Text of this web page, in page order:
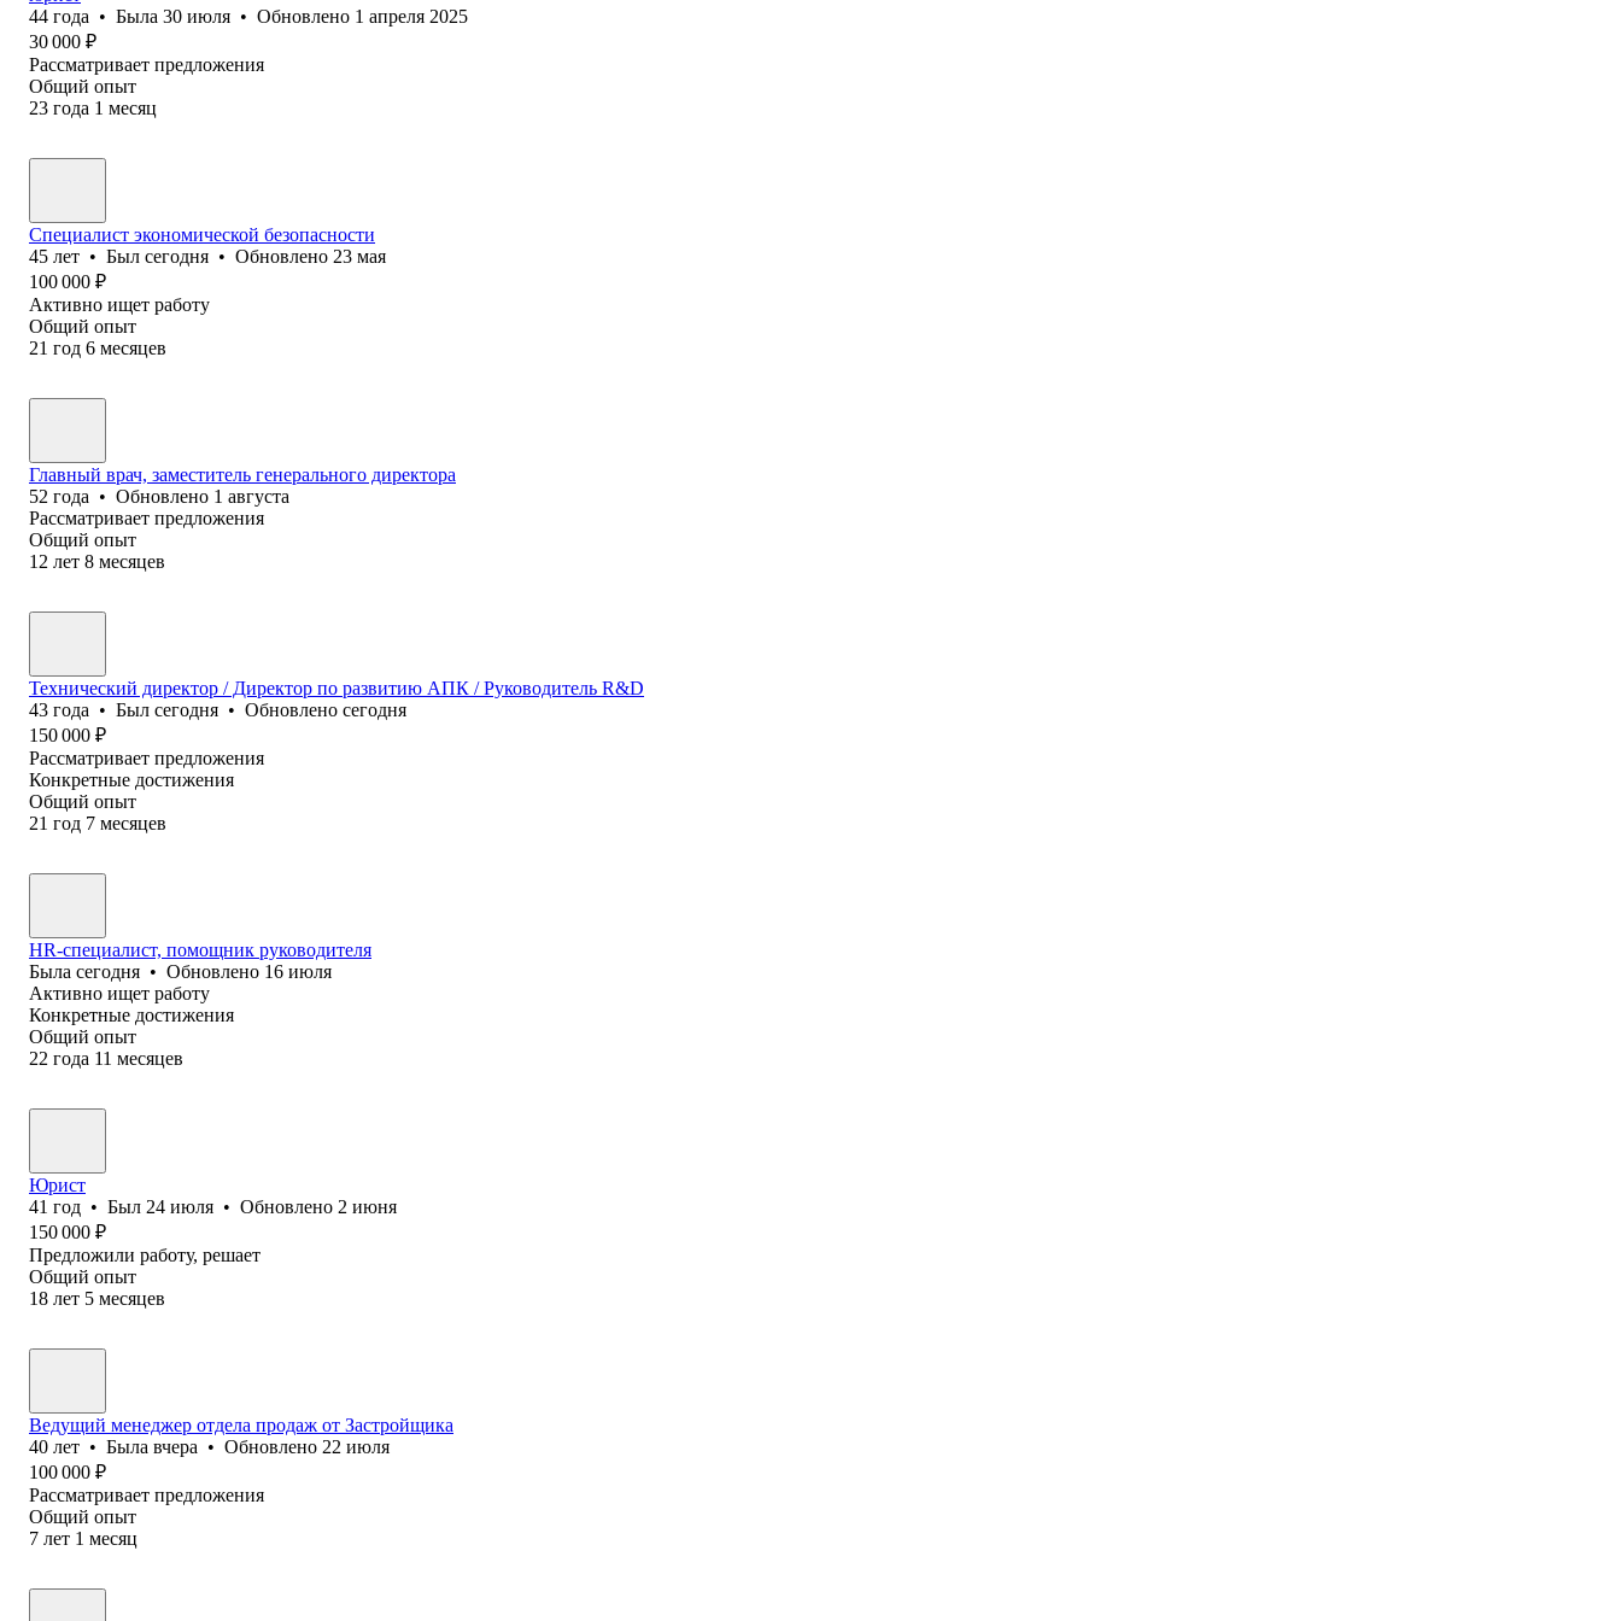
44 года • Была 30 июля • Обновлено 1 апреля 2025
30 000 ₽
Рассматривает предложения
Общий опыт
23 года 1 месяц
Специалист экономической безопасности
45 лет • Был сегодня • Обновлено 23 мая
100 000 ₽
Активно ищет работу
Общий опыт
21 год 6 месяцев
Главный врач, заместитель генерального директора
52 года • Обновлено 1 августа
Рассматривает предложения
Общий опыт
12 лет 8 месяцев
Технический директор / Директор по развитию АПК / Руководитель R&D
43 года • Был сегодня • Обновлено сегодня
150 000 ₽
Рассматривает предложения
Конкретные достижения
Общий опыт
21 год 7 месяцев
HR-специалист, помощник руководителя
Была сегодня • Обновлено 16 июля
Активно ищет работу
Конкретные достижения
Общий опыт
22 года 11 месяцев
Юрист
41 год • Был 24 июля • Обновлено 2 июня
150 000 ₽
Предложили работу, решает
Общий опыт
18 лет 5 месяцев
Ведущий менеджер отдела продаж от Застройщика
40 лет • Была вчера • Обновлено 22 июля
100 000 ₽
Рассматривает предложения
Общий опыт
7 лет 1 месяц